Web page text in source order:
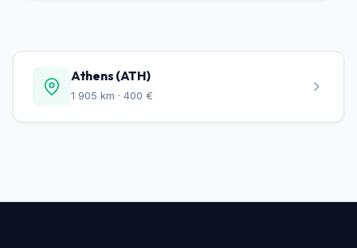
Athens (ATH)
1 905 km · 400 €